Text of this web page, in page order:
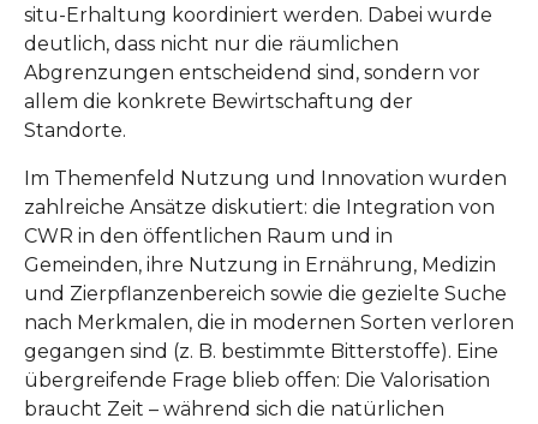
situ-Erhaltung koordiniert werden. Dabei wurde
deutlich, dass nicht nur die räumlichen
Abgrenzungen entscheidend sind, sondern vor
allem die konkrete Bewirtschaftung der
Standorte.
Im Themenfeld Nutzung und Innovation wurden
zahlreiche Ansätze diskutiert: die Integration von
CWR in den öffentlichen Raum und in
Gemeinden, ihre Nutzung in Ernährung, Medizin
und Zierpflanzenbereich sowie die gezielte Suche
nach Merkmalen, die in modernen Sorten verloren
gegangen sind (z. B. bestimmte Bitterstoffe). Eine
übergreifende Frage blieb offen: Die Valorisation
braucht Zeit – während sich die natürlichen